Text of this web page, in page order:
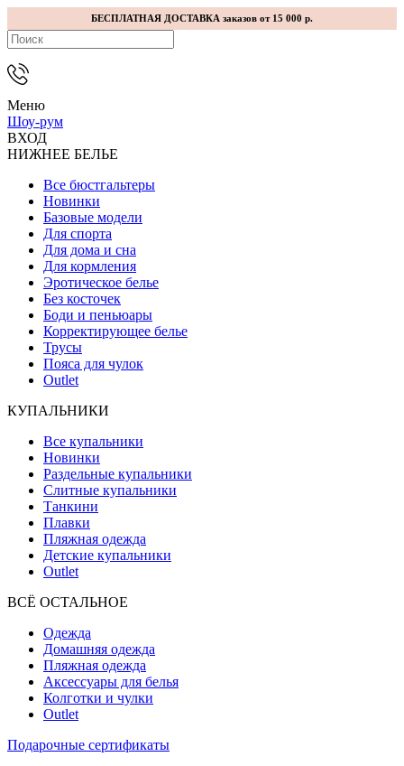
БЕСПЛАТНАЯ ДОСТАВКА заказов от 15 000 р.
Меню
Шоу-рум
ВХОД
НИЖНЕЕ БЕЛЬЕ
Все бюстгальтеры
Новинки
Базовые модели
Для спорта
Для дома и сна
Для кормления
Эротическое белье
Без косточек
Боди и пеньюары
Корректирующее белье
Трусы
Пояса для чулок
Outlet
КУПАЛЬНИКИ
Все купальники
Новинки
Раздельные купальники
Слитные купальники
Танкини
Плавки
Пляжная одежда
Детские купальники
Outlet
ВCЁ ОСТАЛЬНОЕ
Одежда
Домашняя одежда
Пляжная одежда
Аксессуары для белья
Колготки и чулки
Outlet
Подарочные сертификаты